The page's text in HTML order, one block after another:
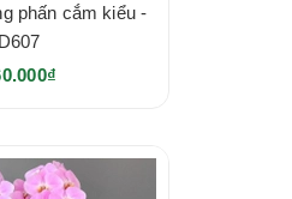
phấn cắm kiểu -